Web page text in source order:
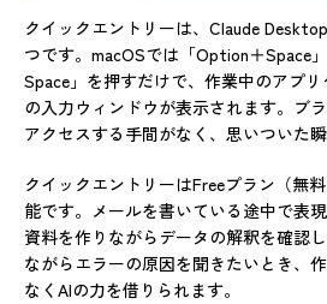
クイックエントリーは、Claude
つです。macOSでは「Option＋Space
Space」を押すだけで、作業中のアプ
の入力ウィンドウが表示されます。ブ
アクセスする手間がなく、思いついた
クイックエントリーはFreeプラン（無
能です。メールを書いている途中で表
資料を作りながらデータの解釈を確認
ながらエラーの原因を聞きたいとき、
なくAIの力を借りられます。